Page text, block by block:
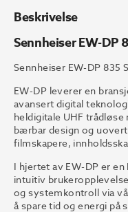
Beskrivelse
Sennheiser EW-DP
Sennheiser EW-DP 835
EW-DP leverer en
avansert digital
heldigitale UHF
bærbar design og
filmskapere,
I hjertet av EW-DP er
intuitiv
og systemkontroll via
å spare tid og energi på